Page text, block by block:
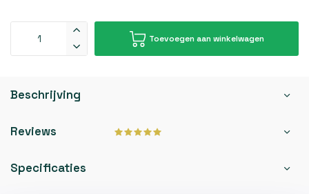
Toevoegen aan winkelwagen
Beschrijving
Reviews
Specificaties